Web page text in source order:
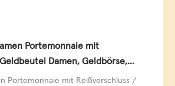
Portemonnaie mit
Damen, Geldbörse,
Leder, black/white/red
Portemonnaie mit Reißverschluss /